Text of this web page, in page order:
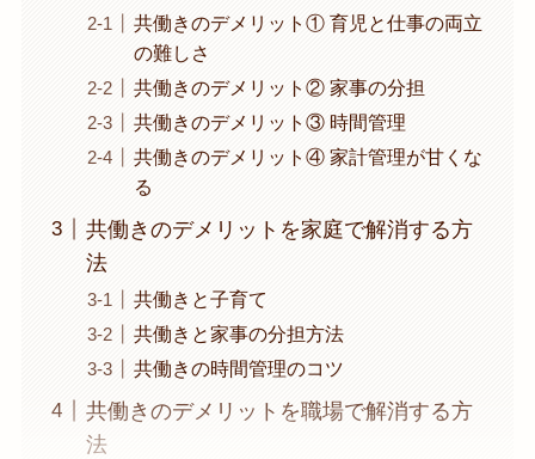
共働きのデメリット① 育児と仕事の両立
の難しさ
共働きのデメリット② 家事の分担
共働きのデメリット③ 時間管理
共働きのデメリット④ 家計管理が甘くな
る
共働きのデメリットを家庭で解消する方
法
共働きと子育て
共働きと家事の分担方法
共働きの時間管理のコツ
共働きのデメリットを職場で解消する方
法